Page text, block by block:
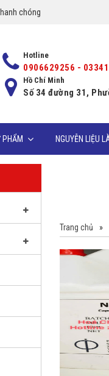
chóng
Hotline
0906629256 -
Hồ Chí Minh
Số 34 đường 31,
PHẨM NGUYỄN LIỆU
Trang chủ »